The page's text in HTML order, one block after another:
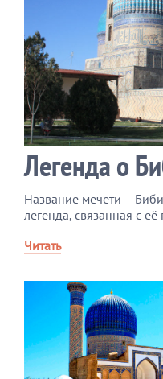
Легенда о
Название мечети –
легенда, связанная с
Читать